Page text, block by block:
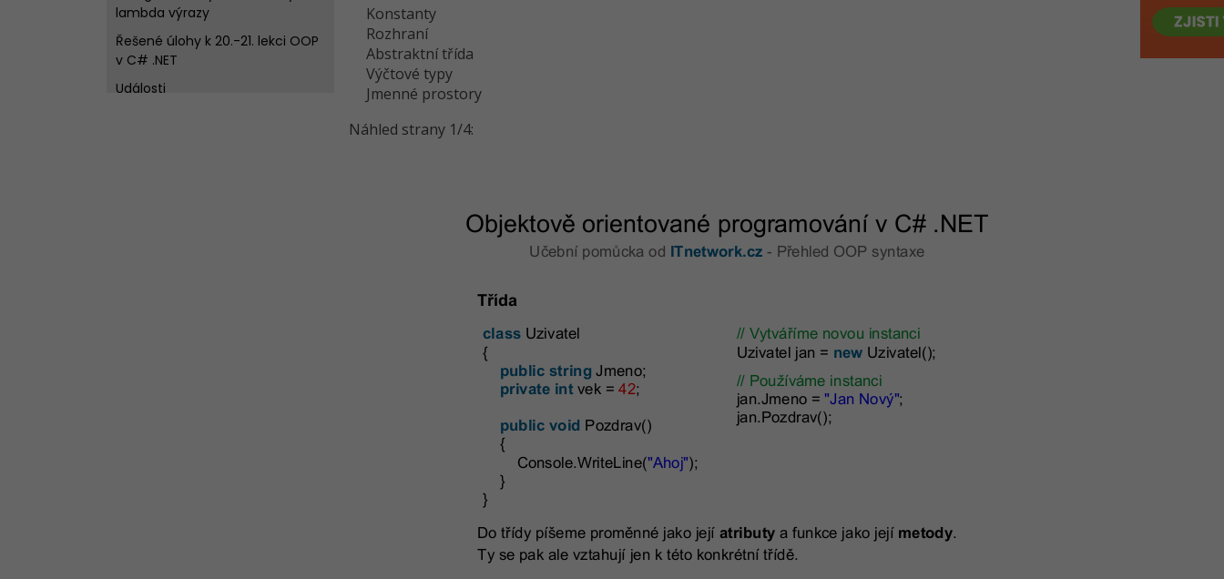
lambda výrazy
Řešené úlohy k 20.-21. lekci OOP
v C# .NET
Události
Konstanty
Rozhraní
Abstraktní třída
Výčtové typy
Jmenné prostory
Náhled strany 1/4: